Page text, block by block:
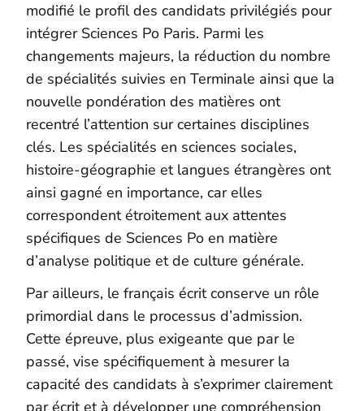
modifié le profil des candidats privilégiés pour
intégrer Sciences Po Paris. Parmi les
changements majeurs, la réduction du nombre
de spécialités suivies en Terminale ainsi que la
nouvelle pondération des matières ont
recentré l’attention sur certaines disciplines
clés. Les spécialités en sciences sociales,
histoire-géographie et langues étrangères ont
ainsi gagné en importance, car elles
correspondent étroitement aux attentes
spécifiques de Sciences Po en matière
d’analyse politique et de culture générale.
Par ailleurs, le français écrit conserve un rôle
primordial dans le processus d’admission.
Cette épreuve, plus exigeante que par le
passé, vise spécifiquement à mesurer la
capacité des candidats à s’exprimer clairement